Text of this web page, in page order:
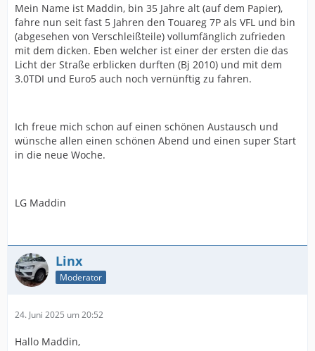
Mein Name ist Maddin, bin 35 Jahre alt (auf dem Papier),
fahre nun seit fast 5 Jahren den Touareg 7P als VFL und bin
(abgesehen von Verschleißteile) vollumfänglich zufrieden
mit dem dicken. Eben welcher ist einer der ersten die das
Licht der Straße erblicken durften (Bj 2010) und mit dem
3.0TDI und Euro5 auch noch vernünftig zu fahren.
Ich freue mich schon auf einen schönen Austausch und
wünsche allen einen schönen Abend und einen super Start
in die neue Woche.
LG Maddin
Linx
Moderator
24. Juni 2025 um 20:52
Hallo Maddin,